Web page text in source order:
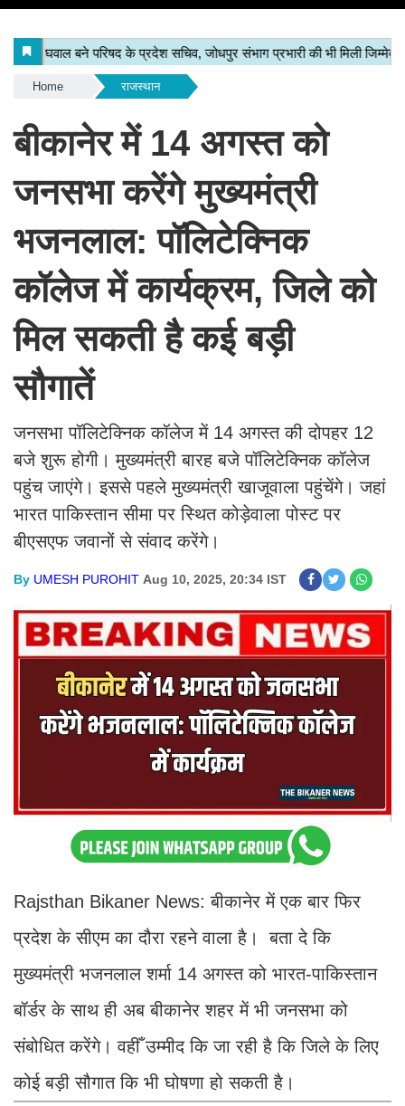
Home राजस्थान
बीकानेर में 14 अगस्त को
जनसभा करेंगे मुख्यमंत्री
भजनलाल: पॉलिटेक्निक
कॉलेज में कार्यक्रम, जिले को
मिल सकती है कई बड़ी
सौगातें
जनसभा पॉलिटेक्निक कॉलेज में 14 अगस्त की दोपहर 12
बजे शुरू होगी। मुख्यमंत्री बारह बजे पॉलिटेक्निक कॉलेज
पहुंच जाएंगे। इससे पहले मुख्यमंत्री खाजूवाला पहुंचेंगे। जहां
भारत पाकिस्तान सीमा पर स्थित कोड़ेवाला पोस्ट पर
बीएसएफ जवानों से संवाद करेंगे।
By UMESH PUROHIT Aug 10, 2025, 20:34 IST
Rajsthan Bikaner News: बीकानेर में एक बार फिर
प्रदेश के सीएम का दौरा रहने वाला है। बता दे कि
मुख्यमंत्री भजनलाल शर्मा 14 अगस्त को भारत-पाकिस्तान
बॉर्डर के साथ ही अब बीकानेर शहर में भी जनसभा को
संबोधित करेंगे। वहीँ उम्मीद कि जा रही है कि जिले के लिए
कोई बड़ी सौगात कि भी घोषणा हो सकती है।